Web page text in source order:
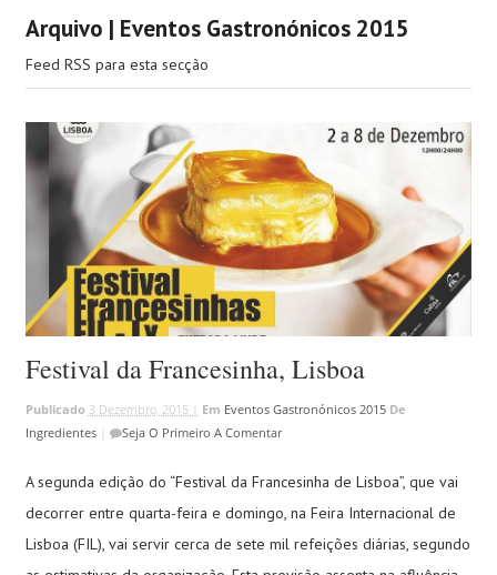
Arquivo | Eventos Gastronónicos 2015
Feed RSS para esta secção
Festival da Francesinha, Lisboa
Publicado 3 Dezembro, 2015 | Em Eventos Gastronónicos 2015 De
Ingredientes| Seja O Primeiro A Comentar
A segunda edição do “Festival da Francesinha de Lisboa”, que vai
decorrer entre quarta-feira e domingo, na Feira Internacional de
Lisboa (FIL), vai servir cerca de sete mil refeições diárias, segundo